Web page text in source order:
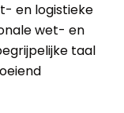
en logistieke
wet- en
taal